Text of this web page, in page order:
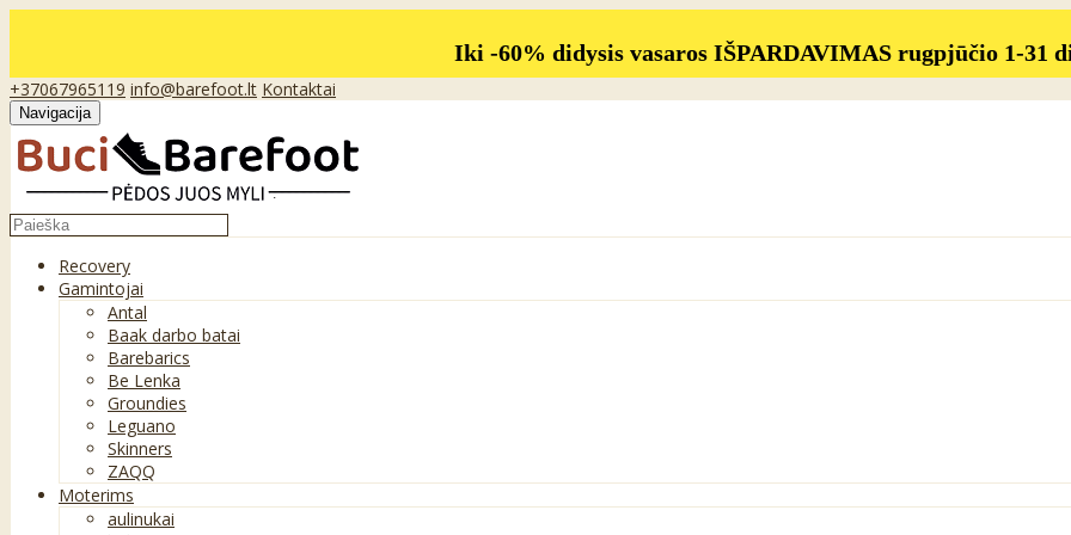
Iki -60% didysis vasaros IŠPARDAVIMAS rugpjūčio 1-31
+37067965119 info@barefoot.lt Kontaktai
Navigacija
Recovery
Gamintojai
Antal
Baak darbo batai
Barebarics
Be Lenka
Groundies
Leguano
Skinners
ZAQQ
Moterims
aulinukai